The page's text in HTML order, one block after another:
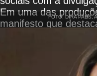
Em uma das
manifesto que
das aves, a
provocados pela
iniciativa conta ainda
escritor indígena
FOTO: DIRA PAES,